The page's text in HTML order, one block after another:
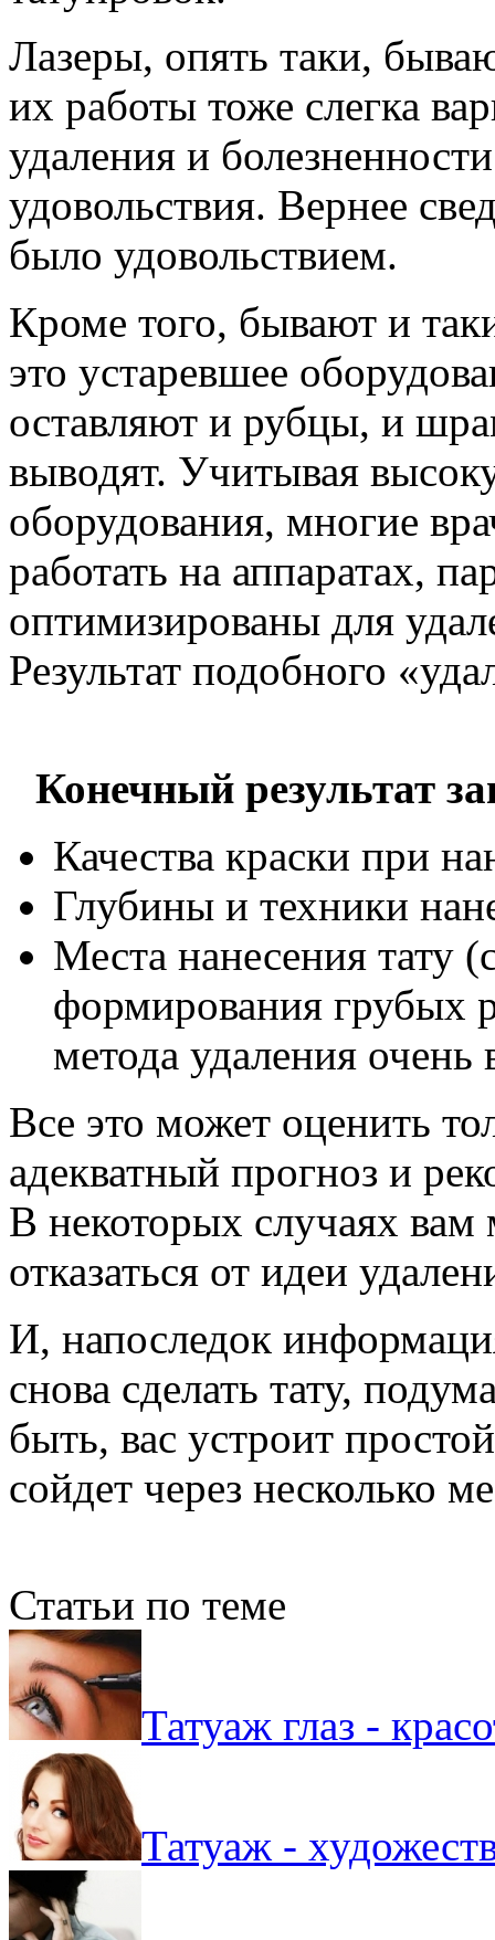
Лазеры, опять таки,
их работы тоже слегка
удаления и
удовольствия. Вернее
было удовольствием.
Кроме того, бывают и
это устаревшее
оставляют и рубцы, и
выводят. Учитывая
оборудования, многие
работать на аппаратах,
оптимизированы для
Результат подобного
Конечный результат
Качества краски при
Глубины и техники
Места нанесения тату
формирования грубых
метода удаления очень
Все это может оценить
адекватный прогноз и
В некоторых случаях вам
отказаться от идеи
И, напоследок
снова сделать тату,
быть, вас устроит
сойдет через несколько
Статьи по теме
Татуаж глаз -
Татуаж -